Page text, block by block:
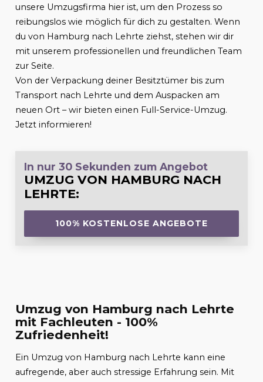
unsere Umzugsfirma hier ist, um den Prozess so
reibungslos wie möglich für dich zu gestalten. Wenn
du von Hamburg nach Lehrte ziehst, stehen wir dir
mit unserem professionellen und freundlichen Team
zur Seite.
Von der Verpackung deiner Besitztümer bis zum
Transport nach Lehrte und dem Auspacken am
neuen Ort – wir bieten einen Full-Service-Umzug.
Jetzt informieren!
In nur 30 Sekunden zum Angebot
UMZUG VON HAMBURG NACH
LEHRTE:
100% KOSTENLOSE ANGEBOTE
Umzug von Hamburg nach Lehrte
mit Fachleuten - 100%
Zufriedenheit!
Ein Umzug von Hamburg nach Lehrte kann eine
aufregende, aber auch stressige Erfahrung sein. Mit